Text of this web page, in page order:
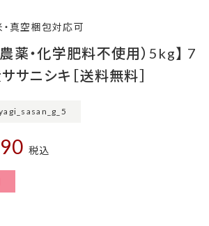
・真空梱包対応可
薬・化学肥料不使用）5kg】 7
サニシキ［送料無料］
税込